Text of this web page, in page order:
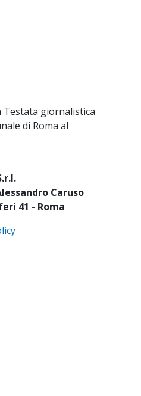
Testata giornalistica
di Roma al
Caruso
41 - Roma